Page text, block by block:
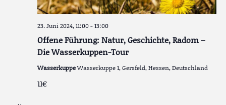
Offene Führung: Natur, Geschichte, Radom –
Die Wasserkuppen-Tour
23. Juni 2024, 11:00-13:00
WasserkuppeWasserkuppe 1, Gersfeld, Hessen, Deutschland
11€